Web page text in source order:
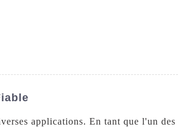
applications. En tant que l'un des